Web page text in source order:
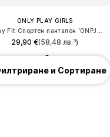
ONLY PLAY GIRLS
29,90 €(58,48 лв.³)
и Сортиране